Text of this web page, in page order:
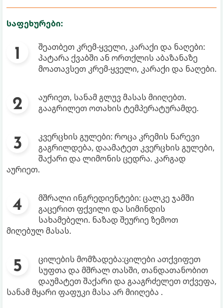
საფეხურები:
შეათბეთ კრემ-ყველი, კარაქი და ნაღები:
პატარა ქვაბში ან ორთქლის აბაზანაზე
მოათავსეთ კრემ-ყველი, კარაქი და ნაღები.
აურიეთ, სანამ გლუვ მასას მიიღებთ.
გააგრილეთ ოთახის ტემპერატურამდე.
კვერცხის გულები: როცა კრემის ნარევი
გაგრილდება, დაამატეთ კვერცხის გულები,
შაქარი და ლიმონის ცედრა. კარგად
აურიეთ.
მშრალი ინგრედიენტები: ცალკე ჯამში
გაცერით ფქვილი და სიმინდის
სახამებელი. ნაზად შეურიე ზემოთ
მიღებულ მასას.
ცილების მომზადება:ცილები ათქვიფეთ
სუფთა და მშრალ თასში, თანდათანობით
დაუმატეთ შაქარი და გააგრძელეთ თქვეფა,
სანამ მყარი ფაფუკი მასა არ მიიღება .